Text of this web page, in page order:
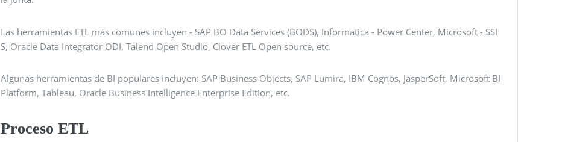
Las herramientas ETL más comunes incluyen - SAP BO Data Services (BODS), Informatica - Power Center, Microsoft - SSI
S, Oracle Data Integrator ODI, Talend Open Studio, Clover ETL Open source, etc.
Algunas herramientas de BI populares incluyen: SAP Business Objects, SAP Lumira, IBM Cognos, JasperSoft, Microsoft BI
Platform, Tableau, Oracle Business Intelligence Enterprise Edition, etc.
Proceso ETL